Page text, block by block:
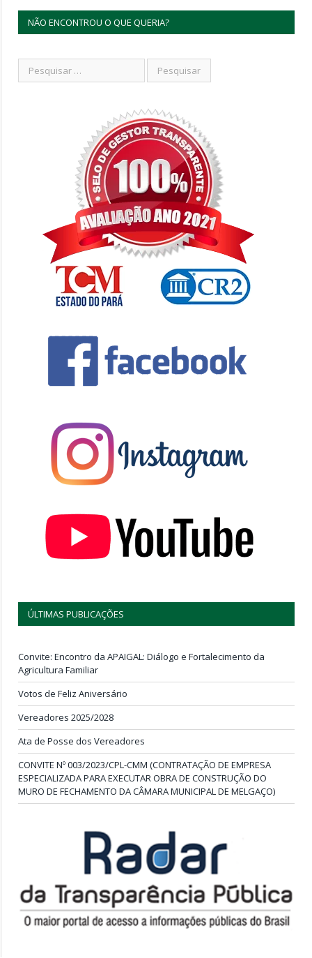
NÃO ENCONTROU O QUE QUERIA?
ÚLTIMAS PUBLICAÇÕES
Convite: Encontro da APAIGAL: Diálogo e Fortalecimento da
Agricultura Familiar
Votos de Feliz Aniversário
Vereadores 2025/2028
Ata de Posse dos Vereadores
CONVITE Nº 003/2023/CPL-CMM (CONTRATAÇÃO DE EMPRESA
ESPECIALIZADA PARA EXECUTAR OBRA DE CONSTRUÇÃO DO
MURO DE FECHAMENTO DA CÂMARA MUNICIPAL DE MELGAÇO)